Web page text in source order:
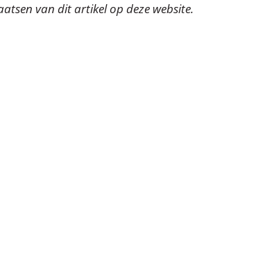
van dit artikel op deze website.